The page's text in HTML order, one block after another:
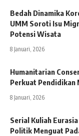
Bedah Dinamika
UMM Soroti Isu
Potensi Wisata
8 Januari, 2026
Humanitarian
Perkuat Pendidikan
8 Januari, 2026
Serial Kuliah
Politik Menguat